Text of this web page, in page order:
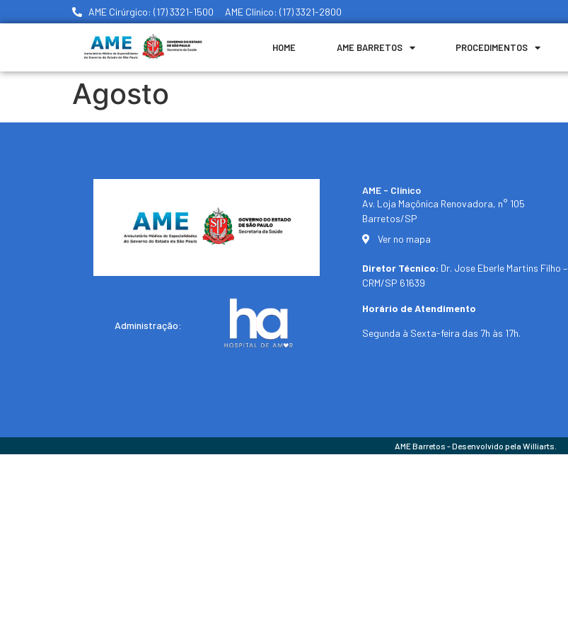
AME Cirúrgico: (17) 3321-1500 AME Clínico: (17) 3321-2800
HOME AME BARRETOS PROCEDIMENTOS
Agosto
Administração:
AME - Clínico​
Av. Loja Maçônica Renovadora, n° 105
Barretos/SP​
Ver no mapa
Diretor Técnico: Dr. Jose Eberle Martins Filho –
CRM/SP 61639
Horário de Atendimento
Segunda à Sexta-feira das 7h às 17h.
AME Barretos - Desenvolvido pela Williarts.